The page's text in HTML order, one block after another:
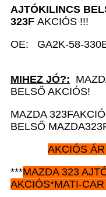
AJTÓKILINCS
323F AKCIÓS !!!
OE: GA2K-58-
MIHEZ JÓ?:
BELSŐ AKCIÓS!
MAZDA
BELSŐ
AKCIÓS
***MAZDA 323
AKCIÓS*MATI-